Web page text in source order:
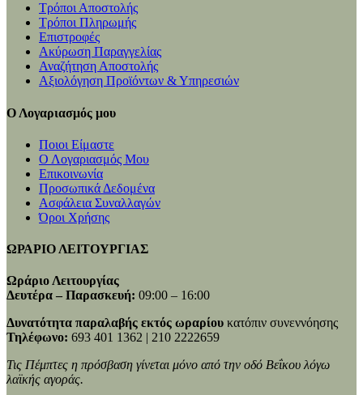
Τρόποι Αποστολής
Τρόποι Πληρωμής
Επιστροφές
Ακύρωση Παραγγελίας
Αναζήτηση Αποστολής
Αξιολόγηση Προϊόντων & Υπηρεσιών
Ο Λογαριασμός μου
Ποιοι Είμαστε
Ο Λογαριασμός Μου
Επικοινωνία
Προσωπικά Δεδομένα
Ασφάλεια Συναλλαγών
Όροι Χρήσης
ΩΡΑΡΙΟ ΛΕΙΤΟΥΡΓΙΑΣ
Ωράριο Λειτουργίας
Δευτέρα – Παρασκευή: 09:00 – 16:00
Δυνατότητα παραλαβής εκτός ωραρίου κατόπιν συνεννόησης
Τηλέφωνο: 693 401 1362 | 210 2222659
Τις Πέμπτες η πρόσβαση γίνεται μόνο από την οδό Βεΐκου λόγω
λαϊκής αγοράς.